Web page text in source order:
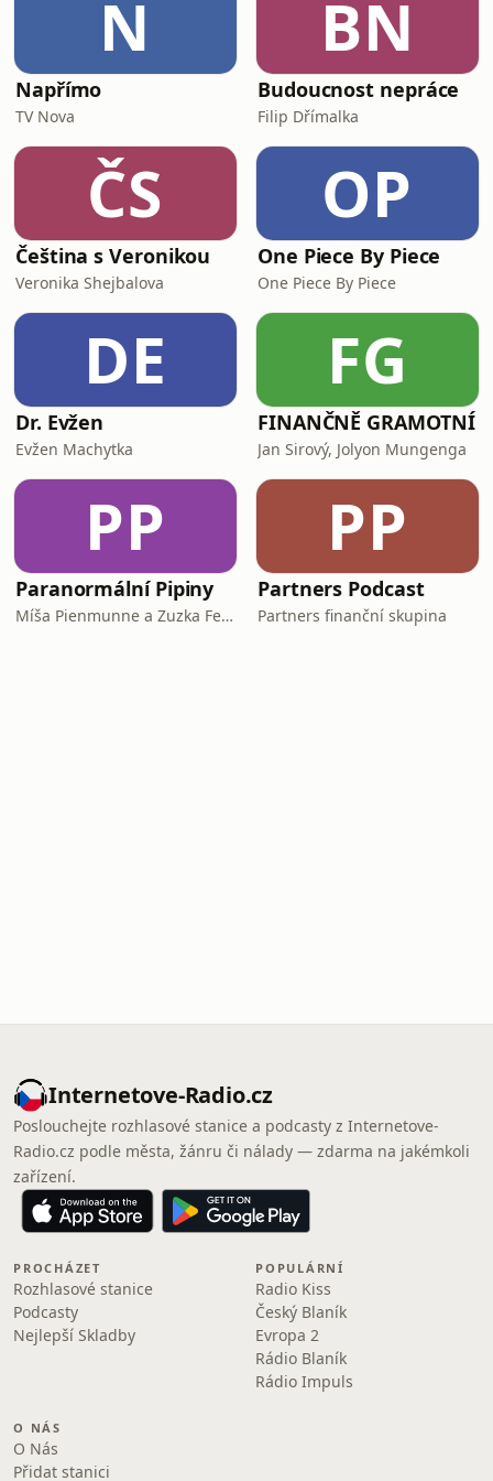
N
Napřímo
TV Nova
BN
Budoucnost nepráce
Filip Dřímalka
ČS
Čeština s Veronikou
Veronika Shejbalova
OP
One Piece By Piece
One Piece By Piece
DE
Dr. Evžen
Evžen Machytka
FG
FINANČNĚ GRAMOTNÍ
Jan Sirový, Jolyon Mungenga
PP
Paranormální Pipiny
Míša Pienmunne a Zuzka Fejfarová
PP
Partners Podcast
Partners finanční skupina
Internetove-Radio.cz
Poslouchejte rozhlasové stanice a podcasty z Internetove-
Radio.cz podle města, žánru či nálady — zdarma na jakémkoli
zařízení.
PROCHÁZET
Rozhlasové stanice
Podcasty
Nejlepší Skladby
POPULÁRNÍ
Radio Kiss
Český Blaník
Evropa 2
Rádio Blaník
Rádio Impuls
O NÁS
O Nás
Přidat stanici